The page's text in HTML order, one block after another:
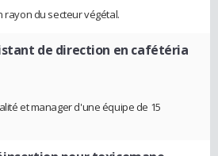
rayon du secteur végétal.
de direction en cafétéria
et manager d'une équipe de 15